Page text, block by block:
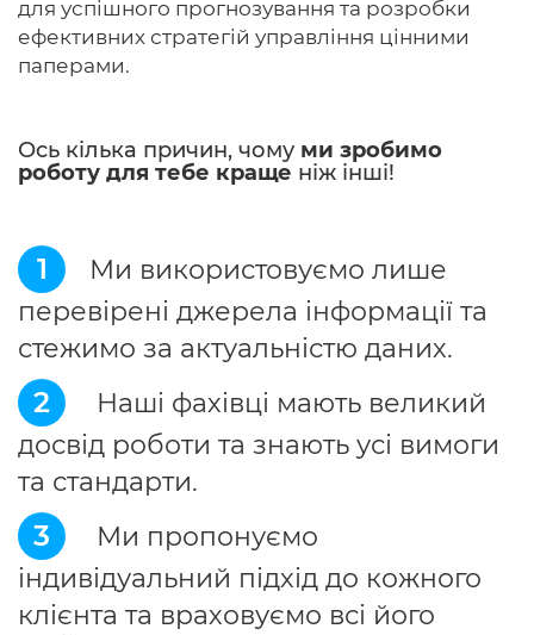
для успішного прогнозування та розробки
ефективних стратегій управління цінними
паперами.
Ось кілька причин, чому ми зробимо
роботу для тебе краще ніж інші!
1
Ми використовуємо лише
перевірені джерела інформації та
стежимо за актуальністю даних.
2
Наші фахівці мають великий
досвід роботи та знають усі вимоги
та стандарти.
3
Ми пропонуємо
індивідуальний підхід до кожного
клієнта та враховуємо всі його